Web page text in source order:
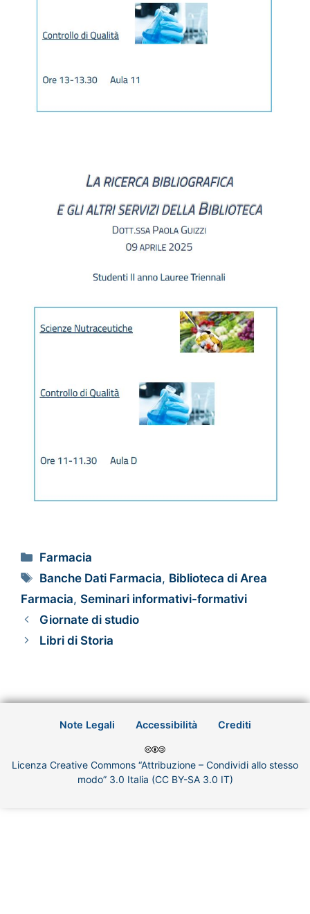
Farmacia
Banche Dati Farmacia, Biblioteca di Area
Farmacia, Seminari informativi-formativi
Giornate di studio
Libri di Storia
Note Legali Accessibilità Crediti
Licenza Creative Commons “Attribuzione – Condividi allo stesso
modo” 3.0 Italia (CC BY-SA 3.0 IT)